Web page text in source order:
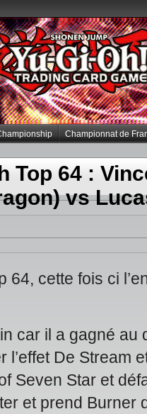
Championnat de
Top 64 :
vs
64, cette fois ci
car il a gagné au
l’effet De Stream
Seven Star et
et prend Burner